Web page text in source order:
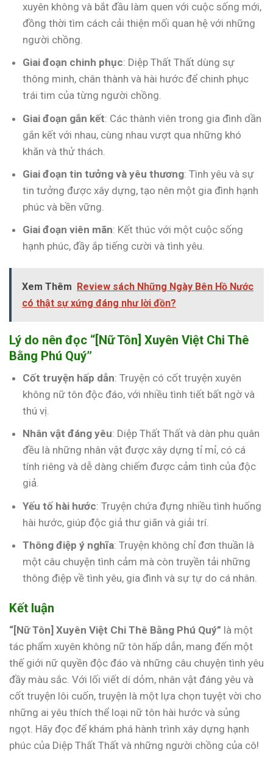
xuyên không và bắt đầu làm quen với cuộc sống mới,
đồng thời tìm cách cải thiện mối quan hệ với những
người chồng.
Giai đoạn chinh phục: Diệp Thất Thất dùng sự
thông minh, chân thành và hài hước để chinh phục
trái tim của từng người chồng.
Giai đoạn gắn kết: Các thành viên trong gia đình dần
gắn kết với nhau, cùng nhau vượt qua những khó
khăn và thử thách.
Giai đoạn tin tưởng và yêu thương: Tình yêu và sự
tin tưởng được xây dựng, tạo nên một gia đình hạnh
phúc và bền vững.
Giai đoạn viên mãn: Kết thúc với một cuộc sống
hạnh phúc, đầy ắp tiếng cười và tình yêu.
Xem Thêm Review sách Những Ngày Bên Hồ Nước
có thật sự xứng đáng như lời đồn?
Lý do nên đọc “[Nữ Tôn] Xuyên Việt Chi Thê
Bằng Phú Quý”
Cốt truyện hấp dẫn: Truyện có cốt truyện xuyên
không nữ tôn độc đáo, với nhiều tình tiết bất ngờ và
thú vị.
Nhân vật đáng yêu: Diệp Thất Thất và dàn phu quân
đều là những nhân vật được xây dựng tỉ mỉ, có cá
tính riêng và dễ dàng chiếm được cảm tình của độc
giả.
Yếu tố hài hước: Truyện chứa đựng nhiều tình huống
hài hước, giúp độc giả thư giãn và giải trí.
Thông điệp ý nghĩa: Truyện không chỉ đơn thuần là
một câu chuyện tình cảm mà còn truyền tải những
thông điệp về tình yêu, gia đình và sự tự do cá nhân.
Kết luận
“[Nữ Tôn] Xuyên Việt Chi Thê Bằng Phú Quý” là một
tác phẩm xuyên không nữ tôn hấp dẫn, mang đến một
thế giới nữ quyền độc đáo và những câu chuyện tình yêu
đầy màu sắc. Với lối viết dí dỏm, nhân vật đáng yêu và
cốt truyện lôi cuốn, truyện là một lựa chọn tuyệt vời cho
những ai yêu thích thể loại nữ tôn hài hước và sủng
ngọt. Hãy đọc để khám phá hành trình xây dựng hạnh
phúc của Diệp Thất Thất và những người chồng của cô!